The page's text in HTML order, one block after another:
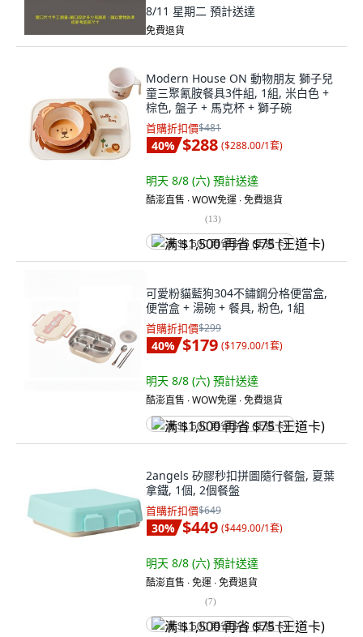
8/11 星期二 預計送達
免費退貨
Modern House ON 動物朋友 獅子兒
童三聚氰胺餐具3件組, 1組, 米白色 +
棕色, 盤子 + 馬克杯 + 獅子碗
首購折扣價$481
40% $288 ($288.00/1套)
明天 8/8 (六) 預計送達
酷澎直售 ∙ WOW免運 ∙ 免費退貨
(13)
满 $1,500 再省 $75 (王道卡)
可愛粉貓藍狗304不鏽鋼分格便當盒,
便當盒 + 湯碗 + 餐具, 粉色, 1組
首購折扣價$299
40% $179 ($179.00/1套)
明天 8/8 (六) 預計送達
酷澎直售 ∙ WOW免運 ∙ 免費退貨
满 $1,500 再省 $75 (王道卡)
2angels 矽膠秒扣拼圖隨行餐盤, 夏葉
拿鐵, 1個, 2個餐盤
首購折扣價$649
30% $449 ($449.00/1套)
明天 8/8 (六) 預計送達
酷澎直售 ∙ 免運 ∙ 免費退貨
(7)
满 $1,500 再省 $75 (王道卡)